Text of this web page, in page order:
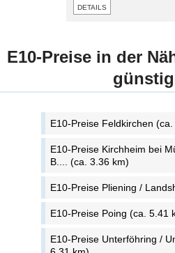
details
E10-Preise in der
E10-Preise Feldkirchen
E10-Preise Kirchheim bei
B.... (ca. 3.36 km)
E10-Preise Pliening /
E10-Preise Poing (ca. 5.41
E10-Preise Unterföhring /